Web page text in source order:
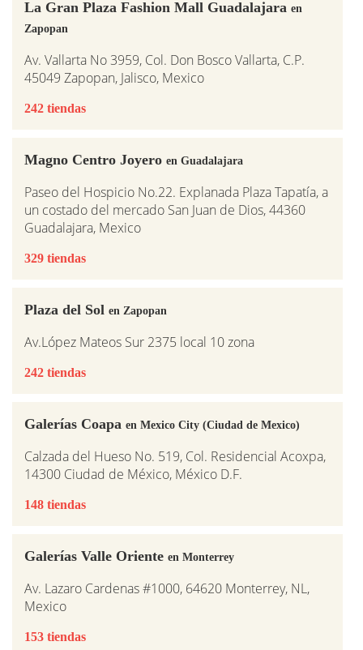
La Gran Plaza Fashion Mall Guadalajara en
Zapopan
Av. Vallarta No 3959, Col. Don Bosco Vallarta, C.P.
45049 Zapopan, Jalisco, Mexico
242 tiendas
Magno Centro Joyero en Guadalajara
Paseo del Hospicio No.22. Explanada Plaza Tapatía, a
un costado del mercado San Juan de Dios, 44360
Guadalajara, Mexico
329 tiendas
Plaza del Sol en Zapopan
Av.López Mateos Sur 2375 local 10 zona
242 tiendas
Galerías Coapa en Mexico City (Ciudad de Mexico)
Calzada del Hueso No. 519, Col. Residencial Acoxpa,
14300 Ciudad de México, México D.F.
148 tiendas
Galerías Valle Oriente en Monterrey
Av. Lazaro Cardenas #1000, 64620 Monterrey, NL,
Mexico
153 tiendas